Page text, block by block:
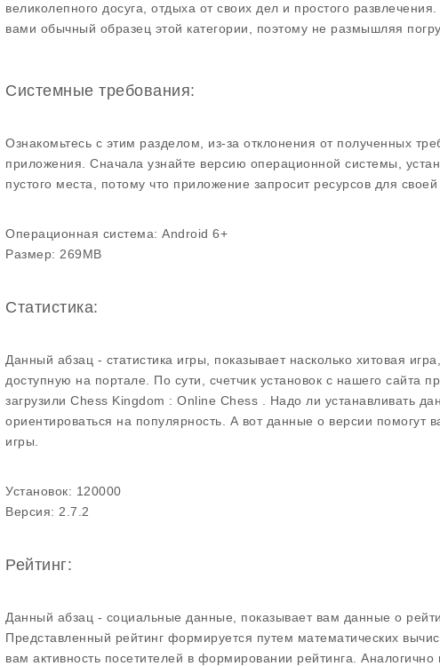
великолепного досуга, отдыха от своих дел и простого
вами обычный образец этой категории, поэтому не размышляя
Системные требования:
Ознакомьтесь с этим разделом, из-за отклонения от полученных
приложения. Сначала узнайте версию операционной системы,
пустого места, потому что приложение запросит ресурсов для своей
Операционная система: Android 6+
Размер: 269MB
Статистика:
Данный абзац - статистика игры, показывает насколько хитовая
доступную на портале. По сути, счетчик установок с нашего сайта
загрузили Chess Kingdom : Online Chess . Надо ли устанавливать
ориентироваться на популярность. А вот данные о версии помогут
игры.
Установок: 120000
Версия: 2.7.2
Рейтинг:
Данный абзац - социальные данные, показывает вам данные о
Представленный рейтинг формируется путем математических
вам активность посетителей в формировании рейтинга.